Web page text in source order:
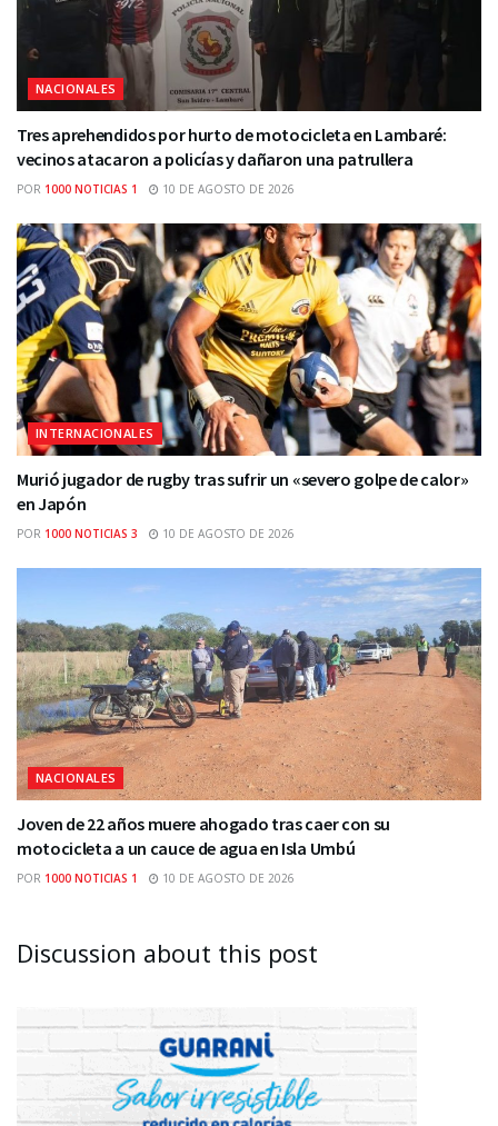
NACIONALES
Tres aprehendidos por hurto de motocicleta en Lambaré:
vecinos atacaron a policías y dañaron una patrullera
POR 1000 NOTICIAS 1 10 DE AGOSTO DE 2026
INTERNACIONALES
Murió jugador de rugby tras sufrir un «severo golpe de calor»
en Japón
POR 1000 NOTICIAS 3 10 DE AGOSTO DE 2026
NACIONALES
Joven de 22 años muere ahogado tras caer con su
motocicleta a un cauce de agua en Isla Umbú
POR 1000 NOTICIAS 1 10 DE AGOSTO DE 2026
Discussion about this post